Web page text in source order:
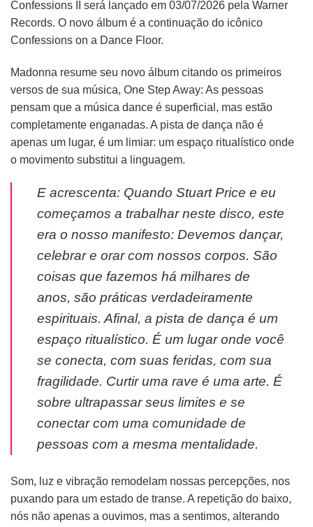
Confessions II será lançado em 03/07/2026 pela Warner
Records. O novo álbum é a continuação do icônico
Confessions on a Dance Floor.
Madonna resume seu novo álbum citando os primeiros
versos de sua música, One Step Away: As pessoas
pensam que a música dance é superficial, mas estão
completamente enganadas. A pista de dança não é
apenas um lugar, é um limiar: um espaço ritualístico onde
o movimento substitui a linguagem.
E acrescenta: Quando Stuart Price e eu
começamos a trabalhar neste disco, este
era o nosso manifesto: Devemos dançar,
celebrar e orar com nossos corpos. São
coisas que fazemos há milhares de
anos, são práticas verdadeiramente
espirituais. Afinal, a pista de dança é um
espaço ritualístico. É um lugar onde você
se conecta, com suas feridas, com sua
fragilidade. Curtir uma rave é uma arte. É
sobre ultrapassar seus limites e se
conectar com uma comunidade de
pessoas com a mesma mentalidade.
Som, luz e vibração remodelam nossas percepções, nos
puxando para um estado de transe. A repetição do baixo,
nós não apenas a ouvimos, mas a sentimos, alterando